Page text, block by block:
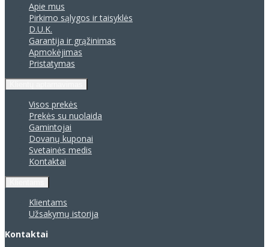
Apie mus
Pirkimo sąlygos ir taisyklės
D.U.K.
Garantija ir grąžinimas
Apmokėjimas
Pristatymas
Visos prekės
Prekės su nuolaida
Gamintojai
Dovanų kuponai
Svetainės medis
Kontaktai
Klientams
Užsakymų istorija
Kontaktai